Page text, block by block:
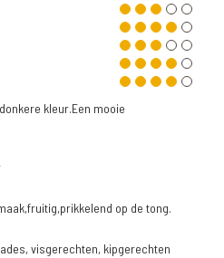
kleur.Een mooie
op de tong.
visgerechten, kipgerechten